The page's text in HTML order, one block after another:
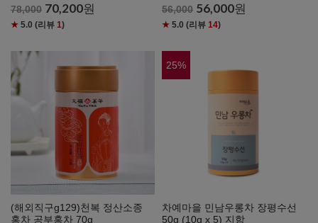
78,000 70,200원
★ 5.0 (리뷰 1)
56,000 56,000원
★ 5.0 (리뷰14)
(해외직구g129)천복 정산소종
홍차 공부홍차 70g
25%
차예마을 민남우롱차 장평수선
50g (10g x 5) 지함